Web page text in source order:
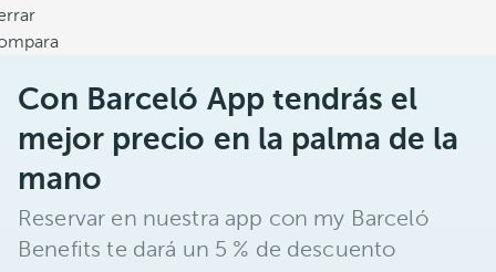
Con Barceló App tendrás el
mejor precio en la palma de la
mano
Reservar en nuestra app con my Barceló
Benefits te dará un 5 % de descuento